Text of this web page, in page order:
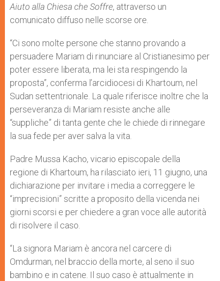
Aiuto alla Chiesa che Soffre, attraverso un
comunicato diffuso nelle scorse ore.
“Ci sono molte persone che stanno provando a
persuadere Mariam di rinunciare al Cristianesimo per
poter essere liberata, ma lei sta respingendo la
proposta”, conferma l’arcidiocesi di Khartoum, nel
Sudan settentrionale. La quale riferisce inoltre che la
perseveranza di Mariam resiste anche alle
“suppliche” di tanta gente che le chiede di rinnegare
la sua fede per aver salva la vita.
Padre Mussa Kacho, vicario episcopale della
regione di Khartoum, ha rilasciato ieri, 11 giugno, una
dichiarazione per invitare i media a correggere le
“imprecisioni” scritte a proposito della vicenda nei
giorni scorsi e per chiedere a gran voce alle autorità
di risolvere il caso.
“La signora Mariam è ancora nel carcere di
Omdurman, nel braccio della morte, al seno il suo
bambino e in catene. Il suo caso è attualmente in